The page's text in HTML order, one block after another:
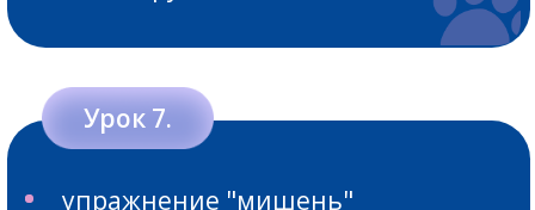
12 ежемесячных вебинаров
вопросов и ответов
с Татьяной Шамановой